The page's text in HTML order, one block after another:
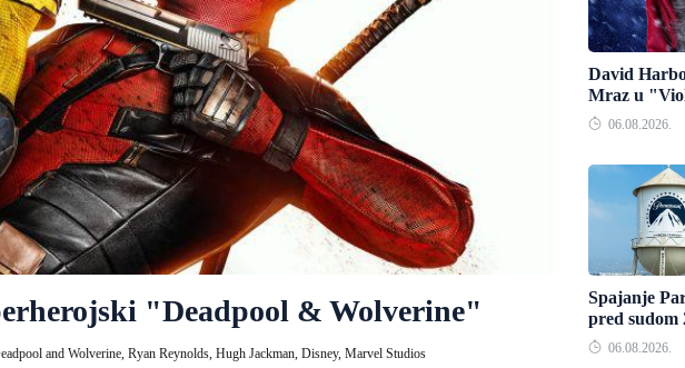
"Deadpool & Wolverine"
and Wolverine, Ryan Reynolds, Hugh Jackman, Disney, Marvel Studios
David
Mraz u
06.08.2026.
Spajanje
pred sudom
06.08.2026.